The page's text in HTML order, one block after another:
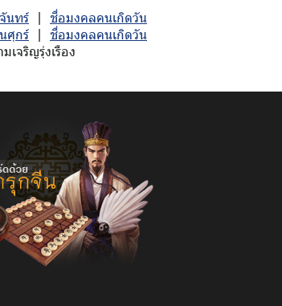
นทร์ | ชื่อมงคลคนเกิดวัน
ศุกร์ | ชื่อมงคลคนเกิดวัน
จริญรุ่งเรือง